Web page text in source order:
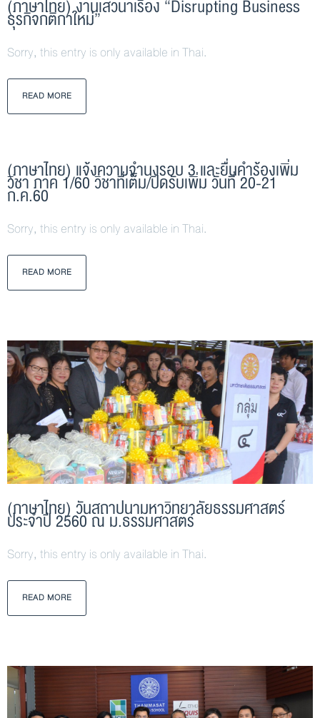
(ภาษาไทย) งานเสวนาเรื่อง “Disrupting Business
ธุรกิจกติกาใหม่”
Sorry, this entry is only available in Thai.
READ MORE
(ภาษาไทย) แจ้งความจำนงรอบ 3 และยื่นคำร้องเพิ่ม
วิชา ภาค 1/60 วิชาที่เต็ม/ปิดรับเพิ่ม วันที่ 20-21
ก.ค.60
Sorry, this entry is only available in Thai.
READ MORE
(ภาษาไทย) วันสถาปนามหาวิทยาลัยธรรมศาสตร์
ประจำปี 2560 ณ ม.ธรรมศาสตร์
Sorry, this entry is only available in Thai.
READ MORE